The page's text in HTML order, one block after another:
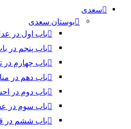
سعدی
بوستان سعدی
باب اول در
باب پنجم در
باب چهارم در
باب دهم در
باب دوم در
باب سوم در
باب ششم در